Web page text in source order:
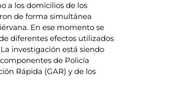
a los domicilios de los
de forma simultánea
En ese momento se
diferentes efectos utilizados
investigación está siendo
de Policía
Rápida (GAR) y de los